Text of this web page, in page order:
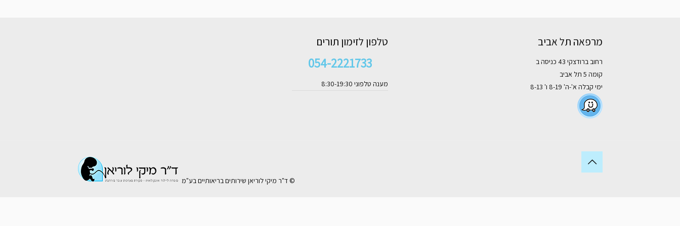
מרפאה תל אביב
רחוב ברודצקי 43 כניסה ב
קומה 5 תל אביב
ימי קבלה א'-ה' 8-19 ו' 8-13
טלפון לזימון תורים
054-2221733
מענה טלפוני 8:30-19:30
© ד"ר מיקי לוריאן שירותים בריאותיים בע"מ